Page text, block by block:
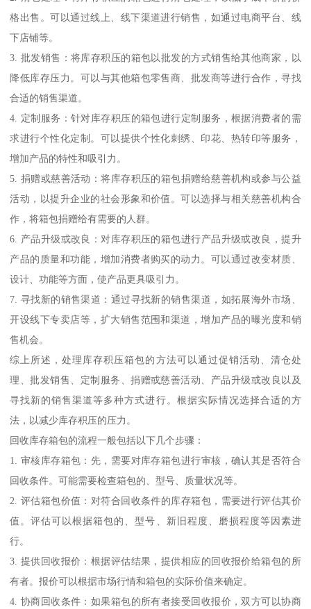
格出售。可以通过线上、线下渠道进行销售，如通过电商平台、线
下店铺等。
3. 批发销售：将库存积压的箱包以批发的方式销售给其他商家，以
降低库存压力。可以与其他箱包零售商、批发商等进行合作，寻找
合适的销售渠道。
4. 定制服务：针对库存积压的箱包进行定制服务，根据消费者的需
求进行个性化定制。可以提供个性化刺绣、印花、热转印等服务，
增加产品的特性和吸引力。
5. 捐赠或慈善活动：将库存积压的箱包捐赠给慈善机构或参与公益
活动，以提升企业的社会形象和价值。可以选择与相关慈善机构合
作，将箱包捐赠给有需要的人群。
6. 产品升级或改良：对库存积压的箱包进行产品升级或改良，提升
产品的质量和功能，增加消费者购买的动力。可以通过改变材质、
设计、功能等方面，使产品更具吸引力。
7. 寻找新的销售渠道：通过寻找新的销售渠道，如拓展海外市场、
开设线下专卖店等，扩大销售范围和渠道，增加产品的曝光度和销
售机会。
综上所述，处理库存积压箱包的方法可以通过促销活动、清仓处
理、批发销售、定制服务、捐赠或慈善活动、产品升级或改良以及
寻找新的销售渠道等多种方式进行。根据实际情况选择合适的方
法，以减少库存积压的压力。
回收库存箱包的流程一般包括以下几个步骤：
1. 审核库存箱包：先，需要对库存箱包进行审核，确认其是否符合
回收条件。可能需要检查箱包的、型号、质量状况等。
2. 评估箱包价值：对符合回收条件的库存箱包，需要进行评估其价
值。评估可以根据箱包的、型号、新旧程度、磨损程度等因素进
行。
3. 提供回收报价：根据评估结果，提供相应的回收报价给箱包的所
有者。报价可以根据市场行情和箱包的实际价值来确定。
4. 协商回收条件：如果箱包的所有者接受回收报价，双方可以协商